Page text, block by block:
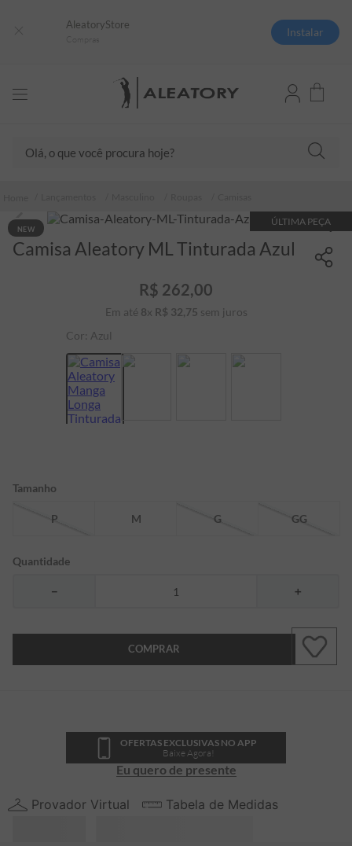
AleatoryStore
Instalar
ÚLTIMA PEÇA
NEW
Camisa Aleatory ML Tinturada Azul
R$ 262,00
Em até 8x R$ 32,75 sem juros
Cor: Azul
Tamanho
P M G GG
Quantidade
＋
－
COMPRAR
OFERTAS EXCLUSIVAS NO APP
Baixe Agora!
Eu quero de presente
Provador Virtual Tabela de Medidas
camisas polo
camiseta listrada
4º
camiseta
5º
pima